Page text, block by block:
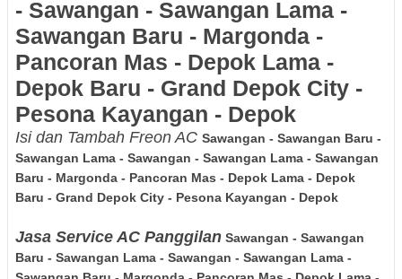
- Sawangan - Sawangan Lama -
Sawangan Baru - Margonda -
Pancoran Mas - Depok Lama -
Depok Baru - Grand Depok City -
Pesona Kayangan - Depok
Isi dan Tambah Freon AC Sawangan - Sawangan Baru -
Sawangan Lama - Sawangan - Sawangan Lama - Sawangan
Baru - Margonda - Pancoran Mas - Depok Lama - Depok
Baru - Grand Depok City - Pesona Kayangan - Depok
Jasa Service AC Panggilan Sawangan - Sawangan
Baru - Sawangan Lama - Sawangan - Sawangan Lama -